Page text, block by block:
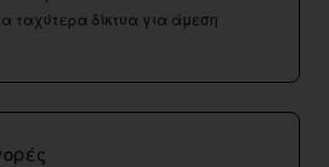
ταχύτερα δίκτυα για άμεση